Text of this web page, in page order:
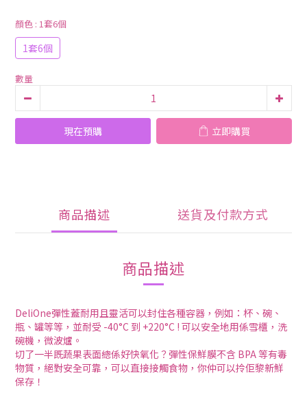
顏色 : 1套6個
1套6個
數量
現在預購 立即購買
商品描述 送貨及付款方式
商品描述
DeliOne彈性蓋耐用且靈活可以封住各種容器，例如：杯、碗、
瓶、罐等等，並耐受 -40°C 到 +220°C ! 可以安全地用係雪櫃，洗
碗機，微波爐。
切了一半既蔬果表面總係好快氧化？彈性保鮮膜不含 BPA 等有毒
物質，絕對安全可靠，可以直接接觸食物，你仲可以拎佢黎新鮮
保存！